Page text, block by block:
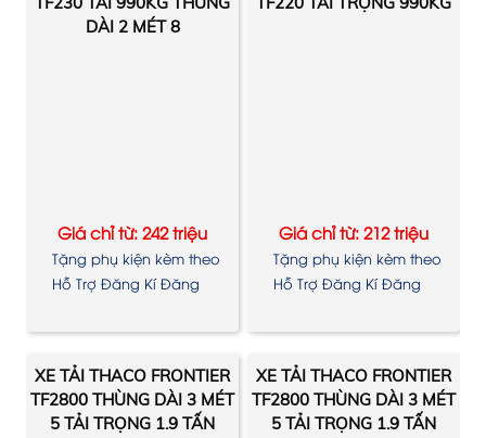
DÀI 2 MÉT 8
Giá chỉ từ: 242 triệu
Tặng phụ kiện kèm theo
xe
Hỗ Trợ Đăng Kí Đăng
Giá chỉ từ: 212 triệu
Tặng phụ kiện kèm theo
xe
Hỗ Trợ Đăng Kí Đăng
XE TẢI THACO FRONTIER
TF2800 THÙNG DÀI 3 MÉT
5 TẢI TRỌNG 1.9 TẤN
XE TẢI THACO FRONTIER
TF2800 THÙNG DÀI 3 MÉT
5 TẢI TRỌNG 1.9 TẤN